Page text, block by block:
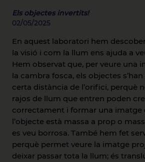
Els objectes invertits!
02/05/2025
En aquest laboratori hem
la visió i com la llum ens ajuda a
Hem observat que, per veure una
la cambra fosca, els objectes
certa distància de l’orifici, perquè
rajos de llum que entren poden
correctament i formar una imatge
l’objecte està massa a prop o
es veu borrosa. També hem fet
perquè permet veure la imatge
deixar passar tota la llum; és